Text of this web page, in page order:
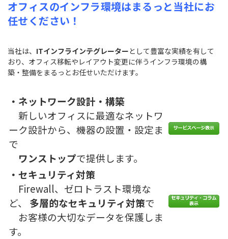
オフィスのインフラ環境はまるっと当社にお
任せください！
当社は、 ITインフラインテグレーターとして豊富な実績を有して
おり、オフィス移転やレイアウト変更に伴うインフラ環境の構
築・整備をまるっとお任せいただけます。
・ネットワーク設計・構築
新しいオフィスに最適なネットワ
ーク設計から、機器の設置・設定ま
で
ワンストップで提供します。
・セキュリティ対策
Firewall、ゼロトラスト環境な
ど、
多層的なセキュリティ対策で
お客様の大切なデータを保護しま
す。